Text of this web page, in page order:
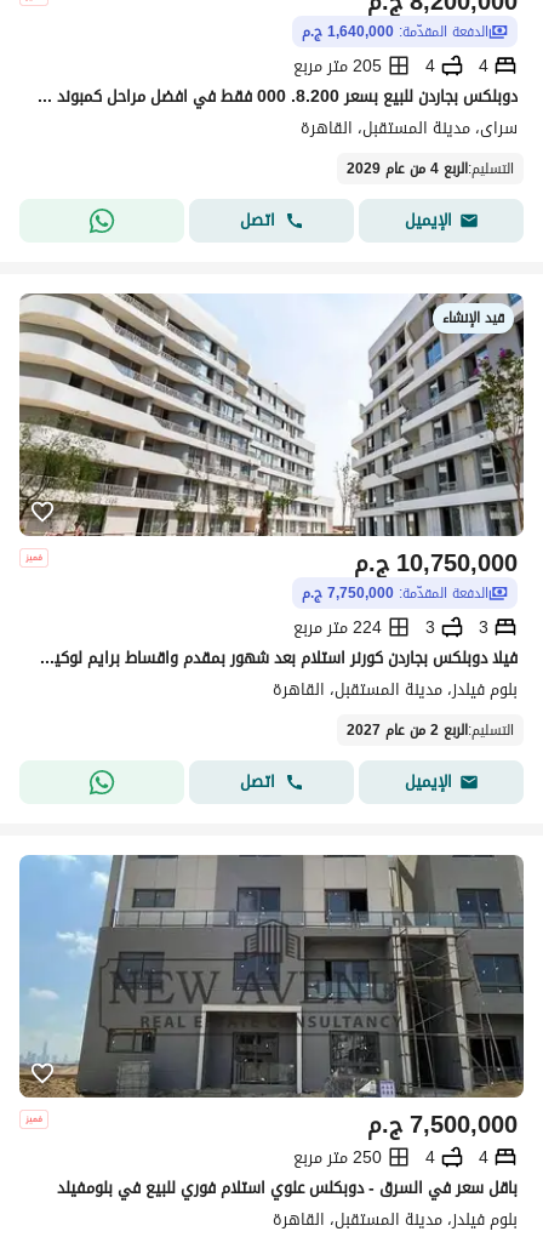
الدفعة المقدّمة: 1,640,000 ج.م
4
4
205 متر مربع
دوبلكس بجاردن للبيع بسعر 8.200. 000 فقط في افضل مراحل كمبوند سراي بسعر مناسب لفتره محدوده sarai
سراى، مدينة المستقبل، القاهرة
التسليم:الربع 4 من عام 2029
الإيميل اتصل
قيد الإنشاء
ج.م10,750,000
الدفعة المقدّمة: 7,750,000 ج.م
3
3
224 متر مربع
فيلا دوبلكس بجاردن كورنر استلام بعد شهور بمقدم واقساط برايم لوكيشين فيو مفتوح للبيع في كمبوند بلوم فيلدز مستقبل سيتي القاهرة الجديدة بالقرب من سراي
بلوم فيلدز، مدينة المستقبل، القاهرة
التسليم:الربع 2 من عام 2027
الإيميل اتصل
ج.م7,500,000
4
4
250 متر مربع
باقل سعر في السرق - دوبكلس علوي استلام فوري للبيع في بلومفيلد
بلوم فيلدز، مدينة المستقبل، القاهرة